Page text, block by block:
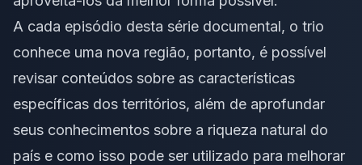
A cada episódio desta série documental, o trio
conhece uma nova região, portanto, é possível
revisar conteúdos sobre as características
específicas dos territórios, além de aprofundar
seus conhecimentos sobre a riqueza natural do
país e como isso pode ser utilizado para melhorar